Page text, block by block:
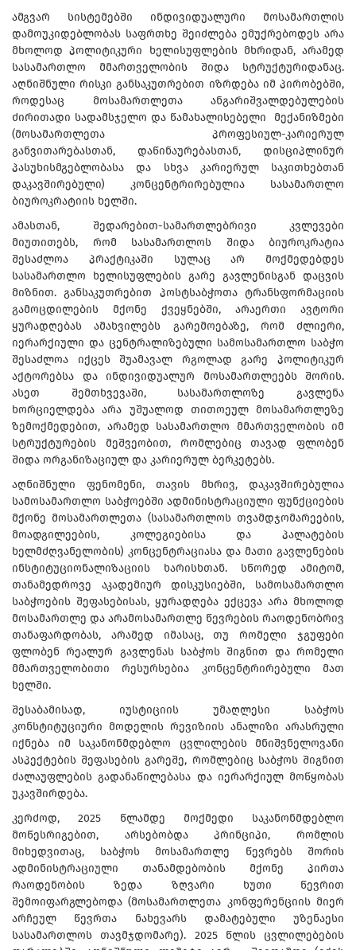
ამგვარ სისტემებში ინდივიდუალური მოსამართლის
დამოუკიდებლობას საფრთხე შეიძლება ემუქრებოდეს არა
მხოლოდ პოლიტიკური ხელისუფლების მხრიდან, არამედ
სასამართლო მმართველობის შიდა სტრუქტურიდანაც.
აღნიშნული რისკი განსაკუთრებით იზრდება იმ პირობებში,
როდესაც მოსამართლეთა ანგარიშვალდებულების
ძირითადი სადამსჯელო და წამახალისებელი მექანიზმები
(მოსამართლეთა პროფესიულ-კარიერულ
განვითარებასთან, დაწინაურებასთან, დისციპლინურ
პასუხისმგებლობასა და სხვა კარიერულ საკითხებთან
დაკავშირებული) კონცენტრირებულია სასამართლო
ბიუროკრატიის ხელში.
ამასთან, შედარებით-სამართლებრივი კვლევები
მიუთითებს, რომ სასამართლოს შიდა ბიუროკრატია
შესაძლოა პრაქტიკაში სულაც არ მოქმედებდეს
სასამართლო ხელისუფლების გარე გავლენისგან დაცვის
მიზნით. განსაკუთრებით პოსტსაბჭოთა ტრანსფორმაციის
გამოცდილების მქონე ქვეყნებში, არაერთი ავტორი
ყურადღებას ამახვილებს გარემოებაზე, რომ ძლიერი,
იერარქიული და ცენტრალიზებული სამოსამართლო საბჭო
შესაძლოა იქცეს შუამავალ რგოლად გარე პოლიტიკურ
აქტორებსა და ინდივიდუალურ მოსამართლეებს შორის.
ასეთ შემთხვევაში, სასამართლოზე გავლენა
ხორციელდება არა უშუალოდ თითოეულ მოსამართლეზე
ზემოქმედებით, არამედ სასამართლო მმართველობის იმ
სტრუქტურების მეშვეობით, რომლებიც თავად ფლობენ
შიდა ორგანიზაციულ და კარიერულ ბერკეტებს.
აღნიშნული ფენომენი, თავის მხრივ, დაკავშირებულია
სამოსამართლო საბჭოებში ადმინისტრაციული ფუნქციების
მქონე მოსამართლეთა (სასამართლოს თვამდჯომარეების,
მოადგილეების, კოლეგიებისა და პალატების
ხელმძღვანელობის) კონცენტრაციასა და მათი გავლენების
ინსტიტუციონალიზაციის ხარისხთან. სწორედ ამიტომ,
თანამედროვე აკადემიურ დისკუსიებში, სამოსამართლო
საბჭოების შეფასებისას, ყურადღება ექცევა არა მხოლოდ
მოსამართლე და არამოსამართლე წევრების რაოდენობრივ
თანაფარდობას, არამედ იმასაც, თუ რომელი ჯგუფები
ფლობენ რეალურ გავლენას საბჭოს შიგნით და რომელი
მმართველობითი რესურსებია კონცენტრირებული მათ
ხელში.
შესაბამისად, იუსტიციის უმაღლესი საბჭოს
კონსტიტუციური მოდელის რევიზიის ანალიზი არასრული
იქნება იმ საკანონმდებლო ცვლილების მნიშვნელოვანი
ასპექტების შეფასების გარეშე, რომლებიც საბჭოს შიგნით
ძალაუფლების გადანაწილებასა და იერარქიულ მოწყობას
უკავშირდება.
კერძოდ, 2025 წლამდე მოქმედი საკანონმდებლო
მოწესრიგებით, არსებობდა პრინციპი, რომლის
მიხედვითაც, საბჭოს მოსამართლე წევრებს შორის
ადმინისტრაციული თანამდებობის მქონე პირთა
რაოდენობის ზედა ზღვარი ხუთი წევრით
შემოიფარგლებოდა (მოსამართლეთა კონფერენციის მიერ
არჩეულ წევრთა ნახევარს დამატებული უზენაესი
სასამართლოს თავმჯდომარე). 2025 წლის ცვლილებების